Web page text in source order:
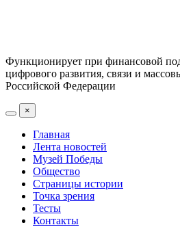
Функционирует при финансовой
цифрового развития, связи и
Российской Федерации
×
Главная
Лента новостей
Музей Победы
Общество
Страницы истории
Точка зрения
Тесты
Контакты